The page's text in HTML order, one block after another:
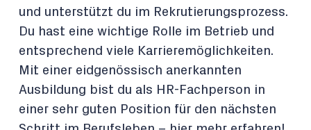
und unterstützt du im Rekrutierungsprozess.
Du hast eine wichtige Rolle im Betrieb und
entsprechend viele Karrieremöglichkeiten.
Mit einer eidgenössisch anerkannten
Ausbildung bist du als HR-Fachperson in
einer sehr guten Position für den nächsten